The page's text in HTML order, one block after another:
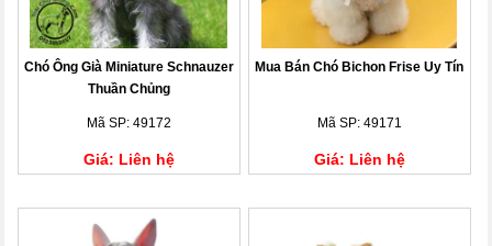
Chó Ông Già Miniature Schnauzer
Thuần Chủng
Mã SP: 49172
Giá: Liên hệ
Mua Bán Chó Bichon Frise Uy Tín
Mã SP: 49171
Giá: Liên hệ